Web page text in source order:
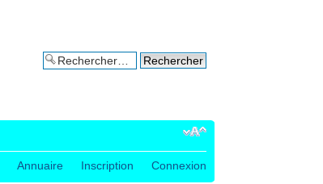
Annuaire Inscription Connexion